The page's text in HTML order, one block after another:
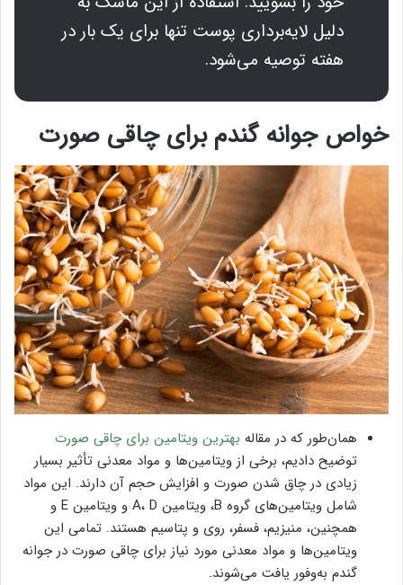
دلیل لایه‌برداری پوست تنها برای یک بار در
هفته توصیه می‌شود.
خواص جوانه گندم برای چاقی صورت
همان‌طور که در مقاله بهترین ویتامین برای چاقی صورت
توضیح دادیم، برخی از ویتامین‌ها و مواد معدنی تأثیر بسیار
زیادی در چاق شدن صورت و افزایش حجم آن دارند. این مواد
شامل ویتامین‌های گروه B، ویتامین A، D و ویتامین E و
همچنین، منیزیم، فسفر، روی و پتاسیم هستند. تمامی این
ویتامین‌ها و مواد معدنی مورد نیاز برای چاقی صورت در جوانه
گندم به‌وفور یافت می‌شوند.